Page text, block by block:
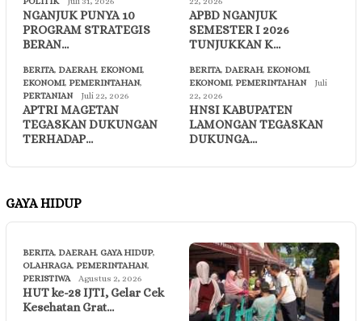
NGANJUK PUNYA 10
PROGRAM STRATEGIS
BERAN…
APBD NGANJUK
SEMESTER I 2026
TUNJUKKAN K…
BERITA, DAERAH, EKONOMI,
EKONOMI, PEMERINTAHAN,
PERTANIAN
Juli 22, 2026
APTRI MAGETAN
TEGASKAN DUKUNGAN
TERHADAP…
BERITA, DAERAH, EKONOMI,
EKONOMI, PEMERINTAHAN
Juli
22, 2026
HNSI KABUPATEN
LAMONGAN TEGASKAN
DUKUNGA…
GAYA HIDUP
BERITA, DAERAH, GAYA HIDUP,
OLAHRAGA, PEMERINTAHAN,
PERISTIWA
Agustus 2, 2026
HUT ke-28 IJTI, Gelar Cek
Kesehatan Grat…